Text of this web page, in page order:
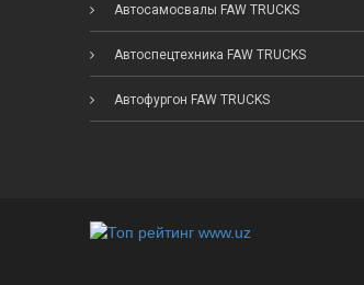
Автосамосвалы FAW TRUCKS
Автоспецтехника FAW TRUCKS
Автофургон FAW TRUCKS